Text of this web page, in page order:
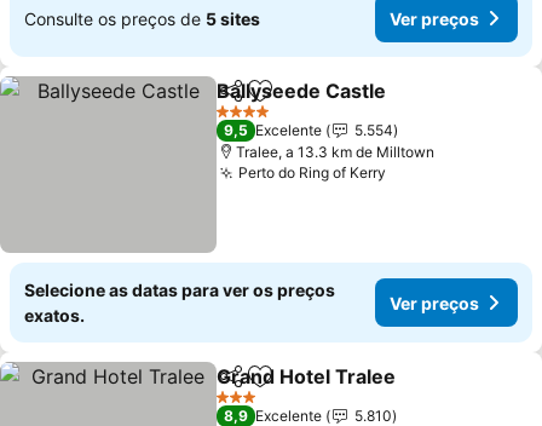
Consulte os preços de 5 sites Ver preços
PartilharAdicionar aos favoritos
Ballyseede Castle
4 Estrelas
9,5 Excelente
5.554
Tralee, a 13.3 km de Milltown
Perto do Ring of Kerry
Selecione as datas para ver os preços
exatos.
Ver preços
PartilharAdicionar aos favoritos
Grand Hotel Tralee
3 Estrelas
8,9 Excelente
5.810